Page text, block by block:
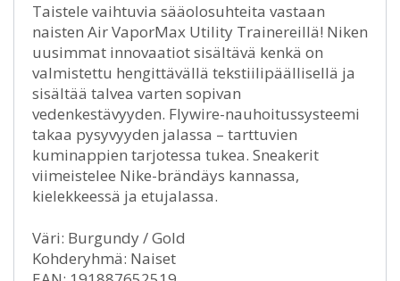
Taistele vaihtuvia sääolosuhteita vastaan
naisten Air VaporMax Utility Trainereillä! Niken
uusimmat innovaatiot sisältävä kenkä on
valmistettu hengittävällä tekstiilipäällisellä ja
sisältää talvea varten sopivan
vedenkestävyyden. Flywire-nauhoitussysteemi
takaa pysyvyyden jalassa – tarttuvien
kuminappien tarjotessa tukea. Sneakerit
viimeistelee Nike-brändäys kannassa,
kielekkeessä ja etujalassa.
Väri: Burgundy / Gold
Kohderyhmä: Naiset